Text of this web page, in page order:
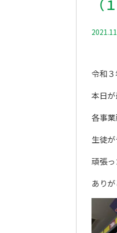
（
令和３
本日が
各事
生徒
頑張
あり